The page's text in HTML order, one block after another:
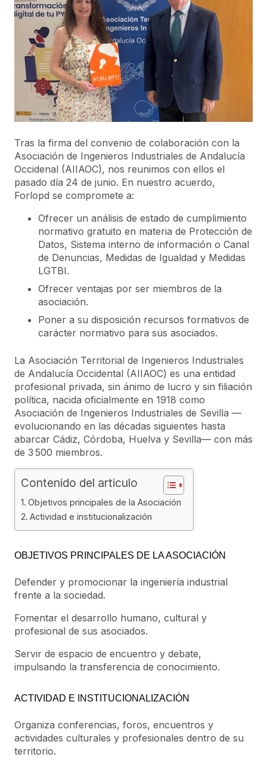
Tras la firma del convenio de colaboración con la
Asociación de Ingenieros Industriales de Andalucía
Occidenal (AIIAOC), nos reunimos con ellos el
pasado día 24 de junio. En nuestro acuerdo,
Forlopd se compromete a:
Ofrecer un análisis de estado de cumplimiento
normativo gratuito en materia de Protección de
Datos, Sistema interno de información o Canal
de Denuncias, Medidas de Igualdad y Medidas
LGTBI.
Ofrecer ventajas por ser miembros de la
asociación.
Poner a su disposición recursos formativos de
carácter normativo para sus asociados.
La Asociación Territorial de Ingenieros Industriales
de Andalucía Occidental (AIIAOC) es una entidad
profesional privada, sin ánimo de lucro y sin filiación
política, nacida oficialmente en 1918 como
Asociación de Ingenieros Industriales de Sevilla —
evolucionando en las décadas siguientes hasta
abarcar Cádiz, Córdoba, Huelva y Sevilla— con más
de 3 500 miembros.
Contenido del articulo
Objetivos principales de la Asociación
Actividad e institucionalización
OBJETIVOS PRINCIPALES DE LA ASOCIACIÓN
Defender y promocionar la ingeniería industrial
frente a la sociedad.
Fomentar el desarrollo humano, cultural y
profesional de sus asociados.
Servir de espacio de encuentro y debate,
impulsando la transferencia de conocimiento.
ACTIVIDAD E INSTITUCIONALIZACIÓN
Organiza conferencias, foros, encuentros y
actividades culturales y profesionales dentro de su
territorio.